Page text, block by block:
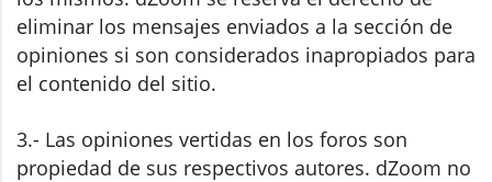
eliminar los mensajes enviados a la sección de
opiniones si son considerados inapropiados para
el contenido del sitio.
3.- Las opiniones vertidas en los foros son
propiedad de sus respectivos autores. dZoom no